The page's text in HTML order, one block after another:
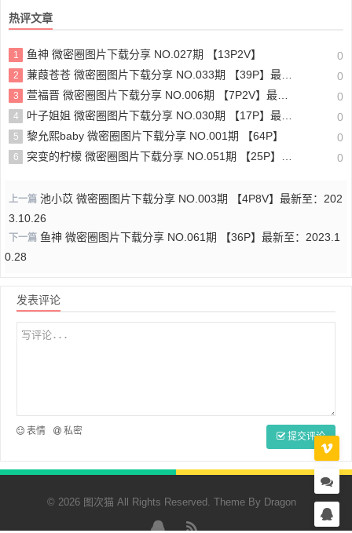
热评文章
1 鱼神 微密圈图片下载分享 NO.027期 【13P2V】 0
2 蒹葭苍苍 微密圈图片下载分享 NO.033期 【39P】最新至：2024.9.2 0
3 萱福晋 微密圈图片下载分享 NO.006期 【7P2V】最新至：2023.8.21 0
4 叶子姐姐 微密圈图片下载分享 NO.030期 【17P】最新至：2024.9.6 0
5 黎允熙baby 微密圈图片下载分享 NO.001期 【64P】 0
6 突变的柠檬 微密圈图片下载分享 NO.051期 【25P】最新至：2024.9.8 0
上一篇 池小苡 微密圈图片下载分享 NO.003期 【4P8V】最新至：202
3.10.26
下一篇 鱼神 微密圈图片下载分享 NO.061期 【36P】最新至：2023.1
0.28
发表评论
表情 私密 提交评论
© 2026 图次猫 All Rights Reserved. Theme By Dragon